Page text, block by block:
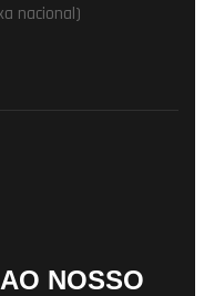
nacional)
NOSSO